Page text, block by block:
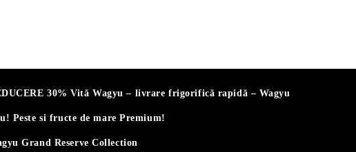
30% Vită Wagyu – livrare frigorifică rapidă – Wagyu
Peste si fructe de mare Premium!
Grand Reserve Collection